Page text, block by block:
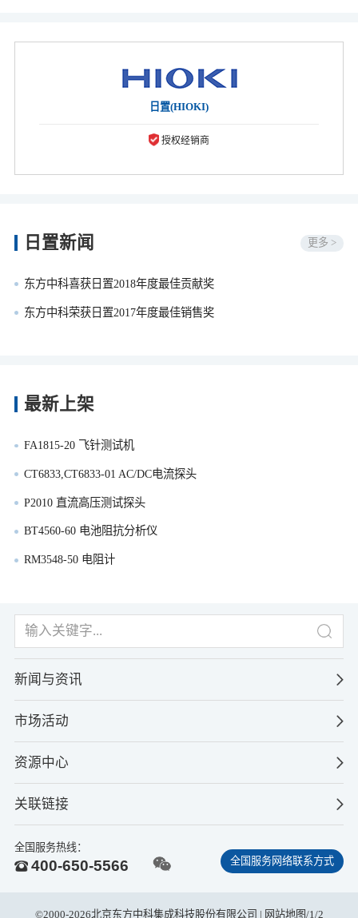
日置(HIOKI)
授权经销商
日置新闻 更多 >
东方中科喜获日置2018年度最佳贡献奖
东方中科荣获日置2017年度最佳销售奖
最新上架
FA1815-20 飞针测试机
CT6833,CT6833-01 AC/DC电流探头
P2010 直流高压测试探头
BT4560-60 电池阻抗分析仪
RM3548-50 电阻计
新闻与资讯
市场活动
资源中心
关联链接
全国服务热线：
400-650-5566 全国服务网络联系方式
©2000-2026北京东方中科集成科技股份有限公司 | 网站地图/1 /2